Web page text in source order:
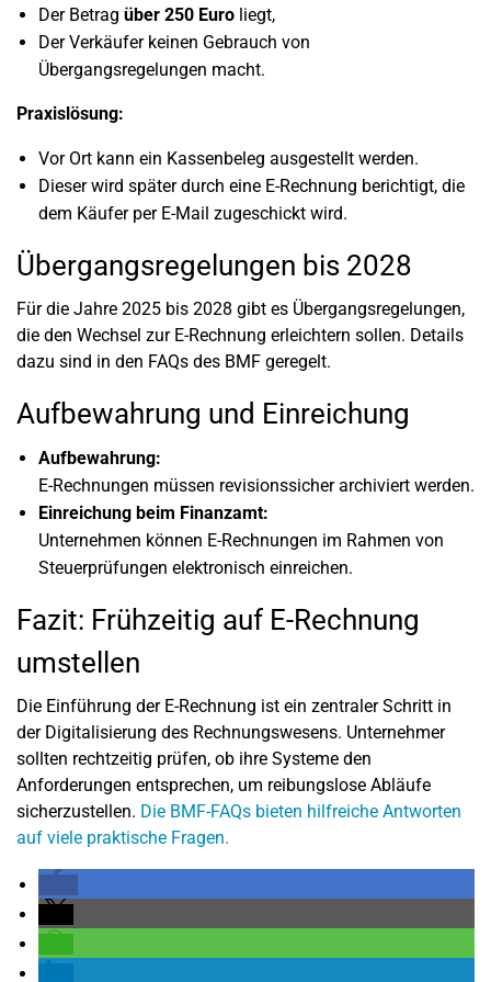
Der Betrag über 250 Euro liegt,
Der Verkäufer keinen Gebrauch von
Übergangsregelungen macht.
Praxislösung:
Vor Ort kann ein Kassenbeleg ausgestellt werden.
Dieser wird später durch eine E-Rechnung berichtigt, die
dem Käufer per E-Mail zugeschickt wird.
Übergangsregelungen bis 2028
Für die Jahre 2025 bis 2028 gibt es Übergangsregelungen,
die den Wechsel zur E-Rechnung erleichtern sollen. Details
dazu sind in den FAQs des BMF geregelt.
Aufbewahrung und Einreichung
Aufbewahrung:
E-Rechnungen müssen revisionssicher archiviert werden.
Einreichung beim Finanzamt:
Unternehmen können E-Rechnungen im Rahmen von
Steuerprüfungen elektronisch einreichen.
Fazit: Frühzeitig auf E-Rechnung
umstellen
Die Einführung der E-Rechnung ist ein zentraler Schritt in
der Digitalisierung des Rechnungswesens. Unternehmer
sollten rechtzeitig prüfen, ob ihre Systeme den
Anforderungen entsprechen, um reibungslose Abläufe
sicherzustellen. Die BMF-FAQs bieten hilfreiche Antworten
auf viele praktische Fragen.